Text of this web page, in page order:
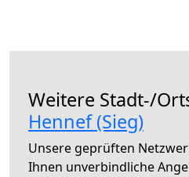
Weitere Stadt-/
Hennef (Sieg)
Unsere geprüften
Ihnen unverbindliche